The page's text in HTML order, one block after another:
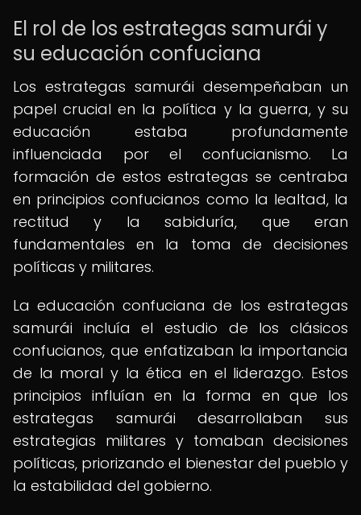
El rol de los estrategas samurái y
su educación confuciana
Los estrategas samurái desempeñaban un
papel crucial en la política y la guerra, y su
educación estaba profundamente
influenciada por el confucianismo. La
formación de estos estrategas se centraba
en principios confucianos como la lealtad, la
rectitud y la sabiduría, que eran
fundamentales en la toma de decisiones
políticas y militares.
La educación confuciana de los estrategas
samurái incluía el estudio de los clásicos
confucianos, que enfatizaban la importancia
de la moral y la ética en el liderazgo. Estos
principios influían en la forma en que los
estrategas samurái desarrollaban sus
estrategias militares y tomaban decisiones
políticas, priorizando el bienestar del pueblo y
la estabilidad del gobierno.